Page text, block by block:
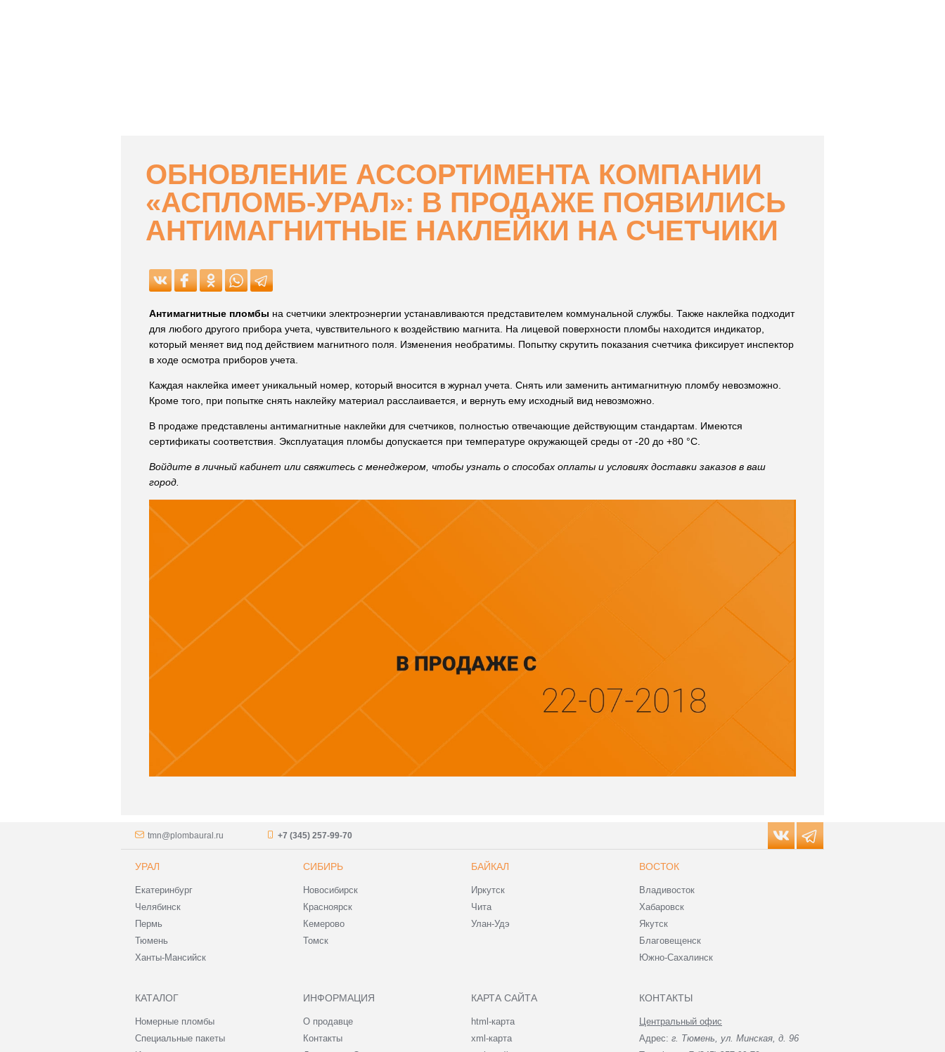
ОБНОВЛЕНИЕ АССОРТИМЕНТА КОМПАНИИ
«АСПЛОМБ-УРАЛ»: В ПРОДАЖЕ ПОЯВИЛИСЬ
АНТИМАГНИТНЫЕ НАКЛЕЙКИ НА СЧЕТЧИКИ
Антимагнитные пломбы на счетчики электроэнергии устанавливаются представителем коммунальной службы. Также наклейка подходит
для любого другого прибора учета, чувствительного к воздействию магнита. На лицевой поверхности пломбы находится индикатор,
который меняет вид под действием магнитного поля. Изменения необратимы. Попытку скрутить показания счетчика фиксирует инспектор
в ходе осмотра приборов учета.
Каждая наклейка имеет уникальный номер, который вносится в журнал учета. Снять или заменить антимагнитную пломбу невозможно.
Кроме того, при попытке снять наклейку материал расслаивается, и вернуть ему исходный вид невозможно.
В продаже представлены антимагнитные наклейки для счетчиков, полностью отвечающие действующим стандартам. Имеются
сертификаты соответствия. Эксплуатация пломбы допускается при температуре окружающей среды от -20 до +80 °C.
Войдите в личный кабинет или свяжитесь с менеджером, чтобы узнать о способах оплаты и условиях доставки заказов в ваш
город.
tmn@plombaural.ru +7 (345) 257-99-70
УРАЛ
Екатеринбург
Челябинск
Пермь
Тюмень
Ханты-Мансийск
СИБИРЬ
Новосибирск
Красноярск
Кемерово
Томск
БАЙКАЛ
Иркутск
Чита
Улан-Удэ
ВОСТОК
Владивосток
Хабаровск
Якутск
Благовещенск
Южно-Сахалинск
КАТАЛОГ
Номерные пломбы
Специальные пакеты
ИНФОРМАЦИЯ
О продавце
Контакты
КАРТА САЙТА
html-карта
xml-карта
КОНТАКТЫ
Центральный офис
Адрес: г. Тюмень, ул. Минская, д. 96